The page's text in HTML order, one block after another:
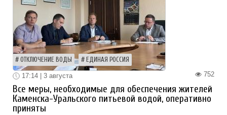
ОТКЛЮЧЕНИЕ ВОДЫ ЕДИНАЯ РОССИЯ
752
17:14 | 3 августа
Все меры, необходимые для обеспечения жителей
Каменска-Уральского питьевой водой, оперативно
приняты